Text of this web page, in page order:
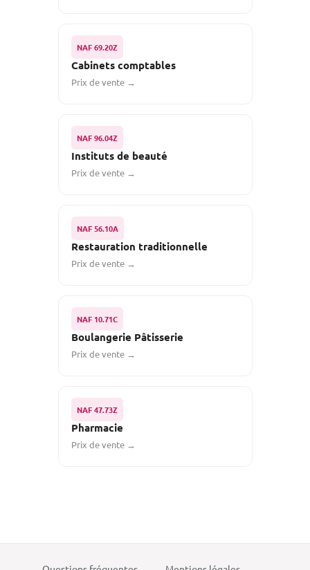
NAF 69.20Z
Cabinets comptables
Prix de vente →
NAF 96.04Z
Instituts de beauté
Prix de vente →
NAF 56.10A
Restauration traditionnelle
Prix de vente →
NAF 10.71C
Boulangerie Pâtisserie
Prix de vente →
NAF 47.73Z
Pharmacie
Prix de vente →